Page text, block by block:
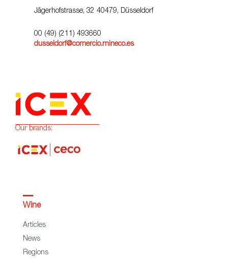
Jägerhofstrasse, 32 40479, Düsseldorf
00 (49) (211) 493660
dusseldorf@comercio.mineco.es
Our brands:
Wine
Articles
News
Regions